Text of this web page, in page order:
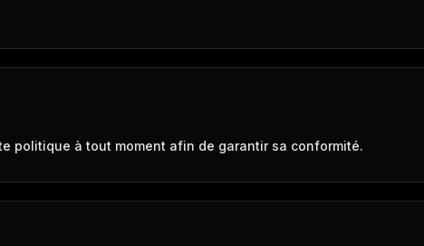
politique à tout moment afin de garantir sa conformité.